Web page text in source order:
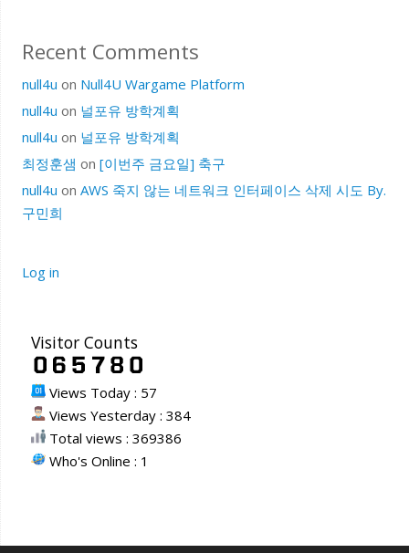
Recent Comments
null4u on Null4U Wargame Platform
null4u on 널포유 방학계획
null4u on 널포유 방학계획
최정훈샘 on [이번주 금요일] 축구
null4u on AWS 죽지 않는 네트워크 인터페이스 삭제 시도 By.
구민희
Log in
Visitor Counts
Views Today : 57
Views Yesterday : 384
Total views : 369386
Who's Online : 1